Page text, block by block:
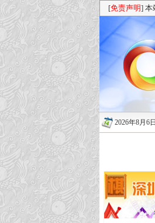
[免责声明] 本
2026年8月6